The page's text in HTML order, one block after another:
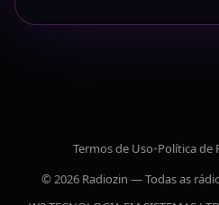
Termos de Uso•Política de
© 2026 Radiozin — Todas as